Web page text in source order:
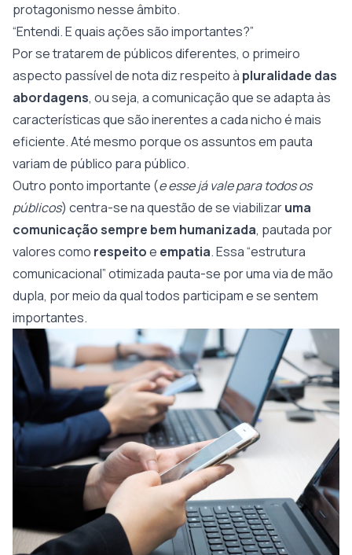
protagonismo nesse âmbito.
“Entendi. E quais ações são importantes?”
Por se tratarem de públicos diferentes, o primeiro
aspecto passível de nota diz respeito à pluralidade das
abordagens, ou seja, a comunicação que se adapta às
características que são inerentes a cada nicho é mais
eficiente. Até mesmo porque os assuntos em pauta
variam de público para público.
Outro ponto importante (e esse já vale para todos os
públicos) centra-se na questão de se viabilizaruma
comunicação sempre bem humanizada, pautada por
valores como respeitoe empatia. Essa “estrutura
comunicacional” otimizada pauta-se por uma via de mão
dupla, por meio da qual todos participam e se sentem
importantes.